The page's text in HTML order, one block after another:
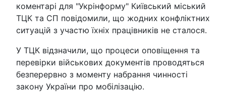
коментарі для "Укрінформу" Київський міський
ТЦК та СП повідомили, що жодних конфліктних
ситуацій з участю їхніх працівників не сталося.
У ТЦК відзначили, що процеси оповіщення та
перевірки військових документів проводяться
безперервно з моменту набрання чинності
закону України про мобілізацію.